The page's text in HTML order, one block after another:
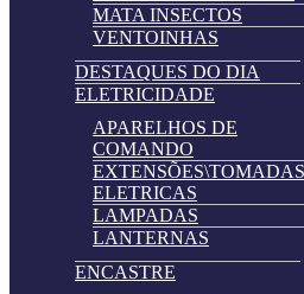
MATA INSECTOS
VENTOINHAS
DESTAQUES DO DIA
ELETRICIDADE
APARELHOS DE
COMANDO
ELETRICAS
LAMPADAS
LANTERNAS
ENCASTRE